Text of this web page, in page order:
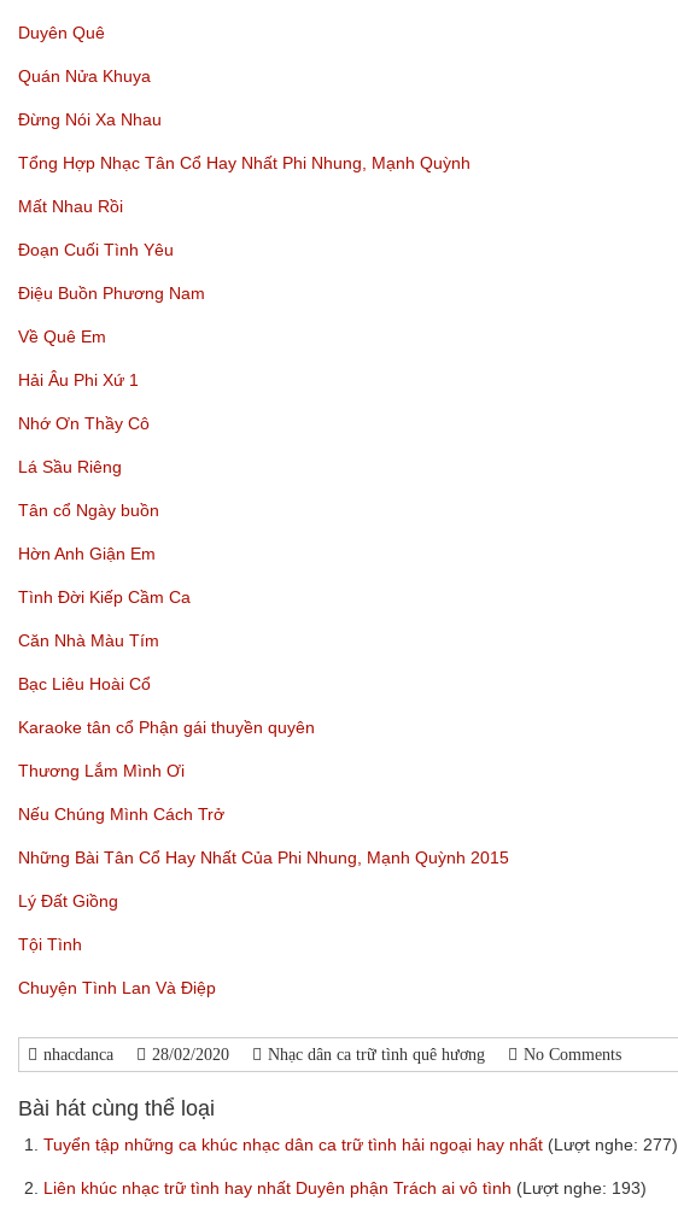
Duyên Quê
Quán Nửa Khuya
Đừng Nói Xa Nhau
Tổng Hợp Nhạc Tân Cổ Hay Nhất Phi Nhung, Mạnh Quỳnh
Mất Nhau Rồi
Đoạn Cuối Tình Yêu
Điệu Buồn Phương Nam
Về Quê Em
Hải Âu Phi Xứ 1
Nhớ Ơn Thầy Cô
Lá Sầu Riêng
Tân cổ Ngày buồn
Hờn Anh Giận Em
Tình Đời Kiếp Cầm Ca
Căn Nhà Màu Tím
Bạc Liêu Hoài Cổ
Karaoke tân cổ Phận gái thuyền quyên
Thương Lắm Mình Ơi
Nếu Chúng Mình Cách Trở
Những Bài Tân Cổ Hay Nhất Của Phi Nhung, Mạnh Quỳnh 2015
Lý Đất Giồng
Tội Tình
Chuyện Tình Lan Và Điệp
nhacdanca 28/02/2020 Nhạc dân ca trữ tình quê hương No Comments
Bài hát cùng thể loại
1. Tuyển tập những ca khúc nhạc dân ca trữ tình hải ngoại hay nhất (Lượt nghe: 277)
2. Liên khúc nhạc trữ tình hay nhất Duyên phận Trách ai vô tình (Lượt nghe: 193)